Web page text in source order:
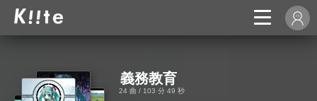
義務教育
24 曲 / 103 分 49 秒